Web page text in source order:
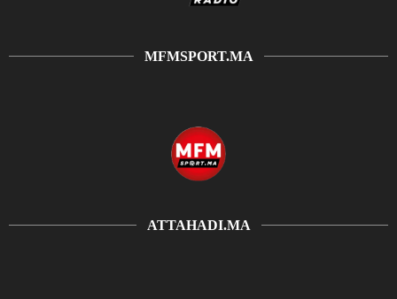
MFMSPORT.MA
ATTAHADI.MA